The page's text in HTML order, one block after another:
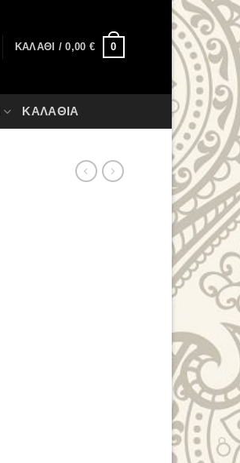
ΚΑΛΆΘΙ /0,00 € 0
ΚΑΛΆΘΙΑ